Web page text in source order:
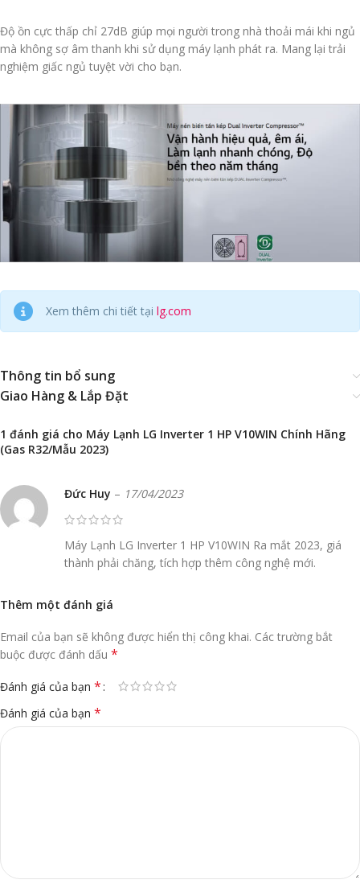
Độ ồn cực thấp chỉ 27dB giúp mọi người trong nhà thoải mái khi ngủ
mà không sợ âm thanh khi sử dụng máy lạnh phát ra. Mang lại trải
nghiệm giấc ngủ tuyệt vời cho bạn.
Xem thêm chi tiết tại lg.com
Thông tin bổ sung
Giao Hàng & Lắp Đặt
1 đánh giá cho Máy Lạnh LG Inverter 1 HP V10WIN Chính Hãng
(Gas R32/Mẫu 2023)
Đức Huy – 17/04/2023
Máy Lạnh LG Inverter 1 HP V10WIN Ra mắt 2023, giá
thành phải chăng, tích hợp thêm công nghệ mới.
Thêm một đánh giá
Email của bạn sẽ không được hiển thị công khai. Các trường bắt
buộc được đánh dấu *
Đánh giá của bạn *
Đánh giá của bạn *